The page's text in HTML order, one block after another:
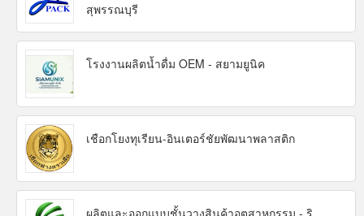
สุพรรณบุรี
โรงงานผลิตน้ำดื่ม OEM - สยามยูนิค
เชือกโยงทุเรียน-อินเตอร์ชัยพัฒนาพลาสติก